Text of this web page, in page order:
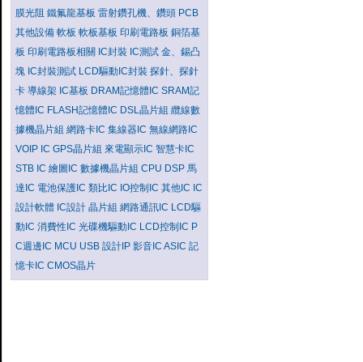
膜光阻 鐵氟龍基板 雷射鑽孔機、鑽頭 PCB
其他設備 軟板 軟板基板 印刷電路板 銅箔基
板 印刷電路板相關 IC封裝 IC測試 金、錫凸
塊 IC封裝測試 LCD驅動IC封裝 探針、探針
卡 導線架 IC基板 DRAM記憶體IC SRAM記
憶體IC FLASH記憶體IC DSL晶片組 纜線數
據機晶片組 網路卡IC 集線器IC 無線網路IC
VOIP IC GPS晶片組 來電顯示IC 智慧卡IC
STB IC 繪圖IC 數據機晶片組 CPU DSP 馬
達IC 電池保護IC 類比IC IO控制IC 其他IC IC
設計軟體 IC設計 晶片組 網路通訊IC LCD驅
動IC 消費性IC 光碟機驅動IC LCD控制IC P
C週邊IC MCU USB 設計IP 影音IC ASIC 記
憶卡IC CMOS晶片